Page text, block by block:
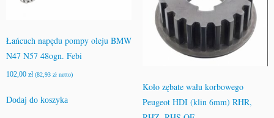
Łańcuch napędu pompy oleju BMW
N47 N57 48ogn. Febi
102,00 zł (82,93 zł netto)
Dodaj do koszyka
Koło zębate wału korbowego
Peugeot HDI (klin 6mm) RHR,